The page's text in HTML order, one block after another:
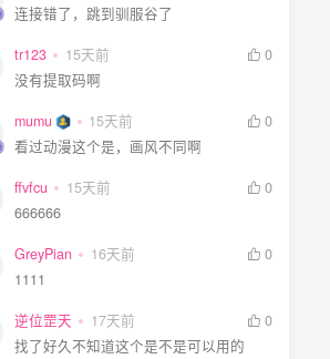
连接错了，跳到驯服谷了
tr123 15天前
0
没有提取码啊
mumu 15天前
0
看过动漫这个是，画风不同啊
ffvfcu 15天前
0
666666
GreyPian 16天前
0
1111
逆位罡天 17天前
0
找了好久不知道这个是不是可以用的